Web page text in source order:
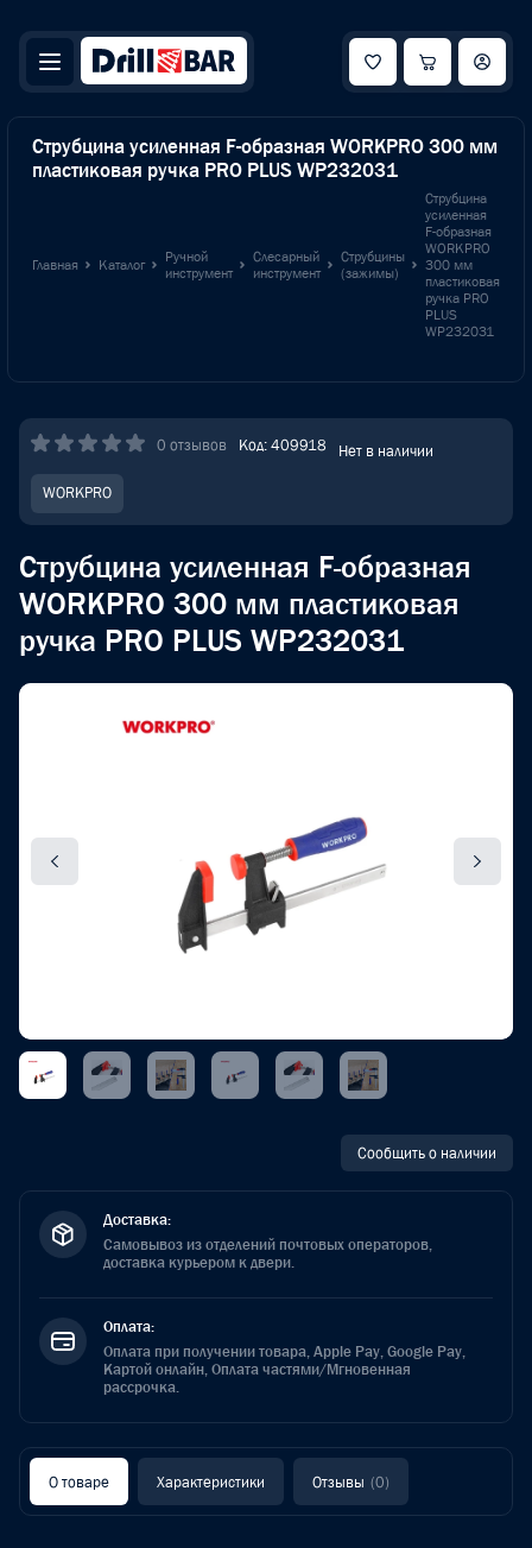
Струбцина усиленная F-образная WORKPRO 300 мм
пластиковая ручка PRO PLUS WP232031
Главная Каталог
Ручной
инструмент
Слесарный
инструмент
Струбцины
(зажимы)
Струбцина
усиленная
F-образная
WORKPRO
300 мм
пластиковая
ручка PRO
PLUS
WP232031
0 отзывов Код: 409918 Нет в наличии
WORKPRO
Струбцина усиленная F-образная
WORKPRO 300 мм пластиковая
ручка PRO PLUS WP232031
Сообщить о наличии
Доставка:
Самовывоз из отделений почтовых операторов,
доставка курьером к двери.
Оплата:
Оплата при получении товара, Apple Pay, Google Pay,
Картой онлайн, Оплата частями/Мгновенная
рассрочка.
О товаре Характеристики Отзывы (0)